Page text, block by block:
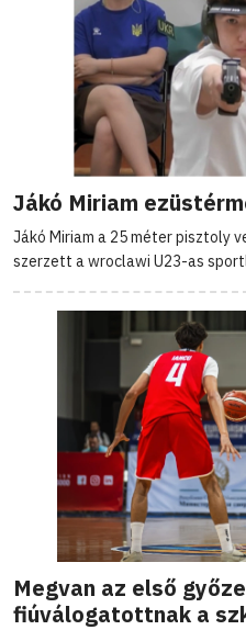
Jákó Miriam
Jákó Miriam a 25 méter pisztoly
szerzett a wroclawi U23-as
Megvan az első
fiúválogatottnak a